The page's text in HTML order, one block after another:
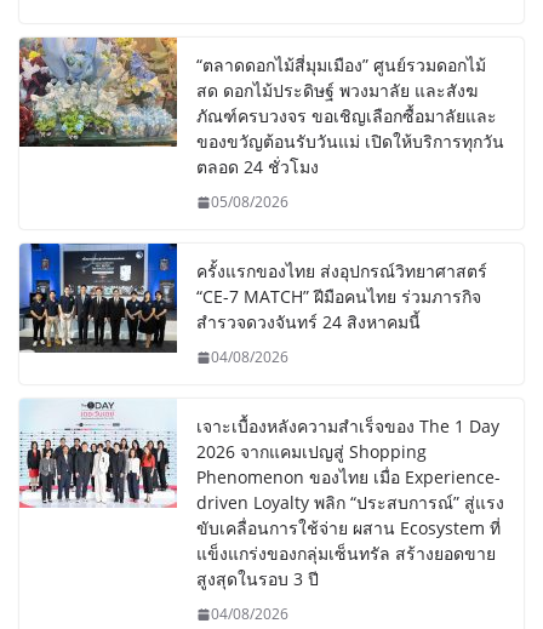
“ตลาดดอกไม้สี่มุมเมือง” ศูนย์รวมดอกไม้
สด ดอกไม้ประดิษฐ์ พวงมาลัย และสังฆ
ภัณฑ์ครบวงจร ขอเชิญเลือกซื้อมาลัยและ
ของขวัญต้อนรับวันแม่ เปิดให้บริการทุกวัน
ตลอด 24 ชั่วโมง
05/08/2026
ครั้งแรกของไทย ส่งอุปกรณ์วิทยาศาสตร์
“CE-7 MATCH” ฝีมือคนไทย ร่วมภารกิจ
สำรวจดวงจันทร์ 24 สิงหาคมนี้
04/08/2026
เจาะเบื้องหลังความสำเร็จของ The 1 Day
2026 จากแคมเปญสู่ Shopping
Phenomenon ของไทย เมื่อ Experience-
driven Loyalty พลิก “ประสบการณ์” สู่แรง
ขับเคลื่อนการใช้จ่าย ผสาน Ecosystem ที่
แข็งแกร่งของกลุ่มเซ็นทรัล สร้างยอดขาย
สูงสุดในรอบ 3 ปี
04/08/2026